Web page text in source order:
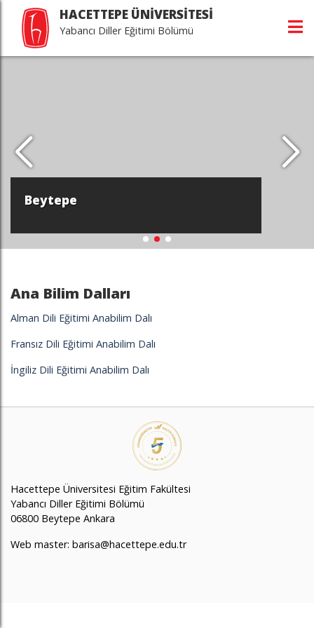
HACETTEPE ÜNİVERSİTESİ
Yabancı Diller Eğitimi Bölümü
Beytepe
Ana Bilim Dalları
Alman Dili Eğitimi Anabilim Dalı
Fransız Dili Eğitimi Anabilim Dalı
İngiliz Dili Eğitimi Anabilim Dalı
Hacettepe Üniversitesi Eğitim Fakültesi
Yabancı Diller Eğitimi Bölümü
06800 Beytepe Ankara
Web master: barisa@hacettepe.edu.tr